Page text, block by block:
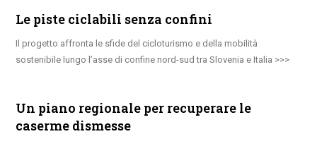
Le piste ciclabili senza confini
Il progetto affronta le sfide del cicloturismo e della mobilità
sostenibile lungo l’asse di confine nord-sud tra Slovenia e Italia
Un piano regionale per recuperare le
caserme dismesse